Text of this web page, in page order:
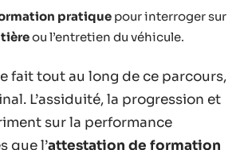
pratique pour interroger sur
ou l’entretien du véhicule.
fait tout au long de ce parcours,
L’assiduité, la progression et
sur la performance
que l’attestation de formation